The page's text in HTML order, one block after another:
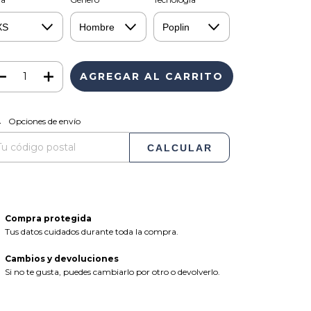
para el CP:
Opciones de envío
CALCULAR
Compra protegida
Tus datos cuidados durante toda la compra.
Cambios y devoluciones
Si no te gusta, puedes cambiarlo por otro o devolverlo.